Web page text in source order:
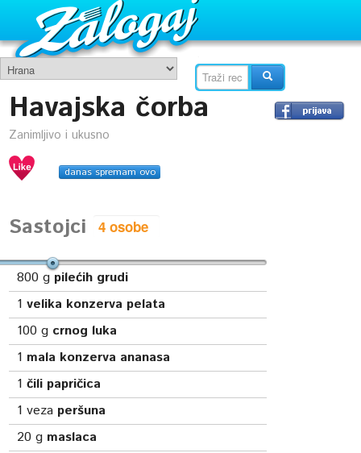
Havajska čorba
Zanimljivo i ukusno
danas spremam ovo
Sastojci
800 g pilećih grudi
1 velika konzerva pelata
100 g crnog luka
1 mala konzerva ananasa
1 čili papričica
1 veza peršuna
20 g maslaca